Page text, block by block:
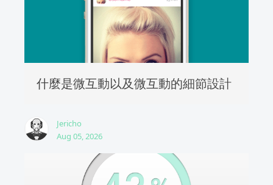
什麼是微互動以及微互動的細節設計
Jericho
Aug 05, 2026